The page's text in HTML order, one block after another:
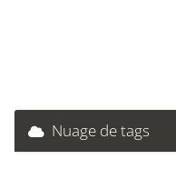
Nuage de tags